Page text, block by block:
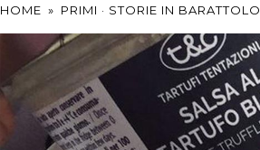
HOME » PRIMI · STORIE IN BARATTOLO